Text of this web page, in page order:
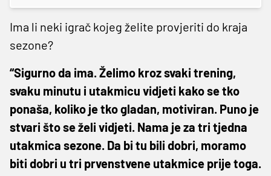
Ima li neki igrač kojeg želite provjeriti do kraja
sezone?
“Sigurno da ima. Želimo kroz svaki trening,
svaku minutu i utakmicu vidjeti kako se tko
ponaša, koliko je tko gladan, motiviran. Puno je
stvari što se želi vidjeti. Nama je za tri tjedna
utakmica sezone. Da bi tu bili dobri, moramo
biti dobri u tri prvenstvene utakmice prije toga.